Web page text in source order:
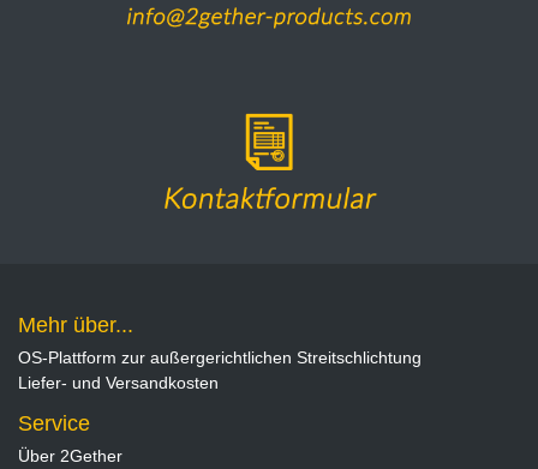
Mehr über...
OS-Plattform zur außergerichtlichen Streitschlichtung
Liefer- und Versandkosten
Service
Über 2Gether